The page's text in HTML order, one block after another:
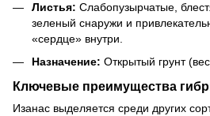
Листья: Слабопузырчатые,
зеленый снаружи и
«сердце» внутри.
Назначение: Открытый грунт
Ключевые преимущества
Изанас выделяется среди других